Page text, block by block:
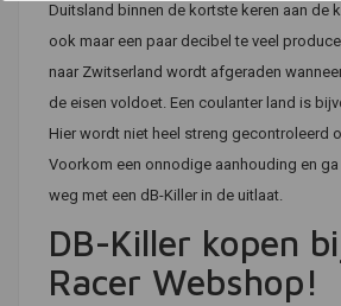
Duitsland binnen de kortste keren aan de
ook maar een paar decibel te veel
naar Zwitserland wordt afgeraden
de eisen voldoet. Een coulanter land is
Hier wordt niet heel streng gecontroleerd
Voorkom een onnodige aanhouding en
weg met een dB-Killer in de uitlaat.
DB-Killer kopen
Racer Webshop!